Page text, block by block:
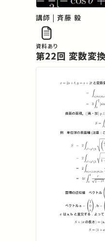
講師 | 斉藤 毅
資料あり
第22回 変